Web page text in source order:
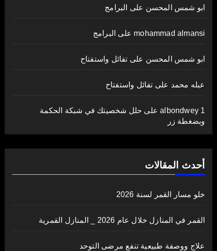
ابو شمس المحسن على البرامج
mohammad almansi على البرامج
ابو شمس المحسن على تفائل واستفتاح
عبله محمد على تفائل واستفتاح
albondwey 1على حلل شخصيتك في شبكة الحكمة
وبضغطة زر
أحدث المقالات
خلو مسار القمر لسنة 2026
القمر في المنازل خلال عام 2026 _ المنازل القمرية
علاج ووصفة طبيعية تنفع مرضى التوحد